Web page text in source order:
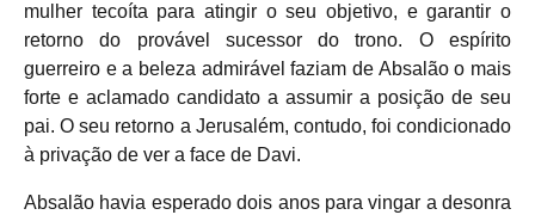
mulher tecoíta para atingir o seu objetivo, e garantir o
retorno do provável sucessor do trono. O espírito
guerreiro e a beleza admirável faziam de Absalão o mais
forte e aclamado candidato a assumir a posição de seu
pai. O seu retorno a Jerusalém, contudo, foi condicionado
à privação de ver a face de Davi.
Absalão havia esperado dois anos para vingar a desonra